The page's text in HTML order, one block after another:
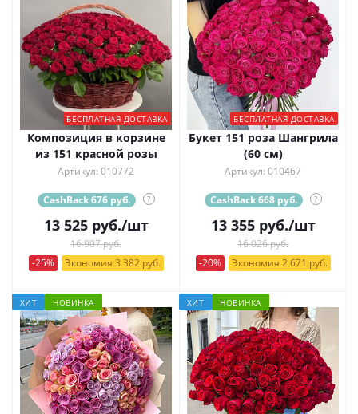
БЕСПЛАТНАЯ ДОСТАВКА
Композиция в корзине
из 151 красной розы
Артикул: 010772
CashBack 676 руб. ?
13 525руб./шт
16 907 руб.
-25%
Экономия 3 382 руб.
БЕСПЛАТНАЯ ДОСТАВКА
Букет 151 роза Шангрила
(60 см)
Артикул: 010467
CashBack 668 руб. ?
13 355руб./шт
16 026 руб.
-20%
Экономия 2 671 руб.
ХИТ НОВИНКА ХИТ НОВИНКА